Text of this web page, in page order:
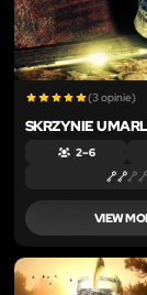
(3 opinie)
SKRZYNIE
2 – 6
VIEW